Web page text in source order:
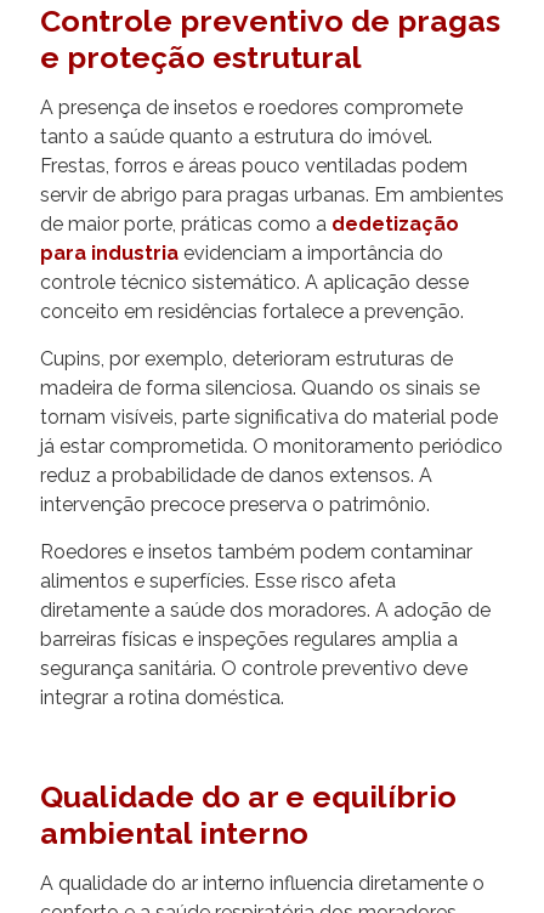
Controle preventivo de pragas
e proteção estrutural
A presença de insetos e roedores compromete
tanto a saúde quanto a estrutura do imóvel.
Frestas, forros e áreas pouco ventiladas podem
servir de abrigo para pragas urbanas. Em ambientes
de maior porte, práticas como a dedetização
para industria evidenciam a importância do
controle técnico sistemático. A aplicação desse
conceito em residências fortalece a prevenção.
Cupins, por exemplo, deterioram estruturas de
madeira de forma silenciosa. Quando os sinais se
tornam visíveis, parte significativa do material pode
já estar comprometida. O monitoramento periódico
reduz a probabilidade de danos extensos. A
intervenção precoce preserva o patrimônio.
Roedores e insetos também podem contaminar
alimentos e superfícies. Esse risco afeta
diretamente a saúde dos moradores. A adoção de
barreiras físicas e inspeções regulares amplia a
segurança sanitária. O controle preventivo deve
integrar a rotina doméstica.
Qualidade do ar e equilíbrio
ambiental interno
A qualidade do ar interno influencia diretamente o